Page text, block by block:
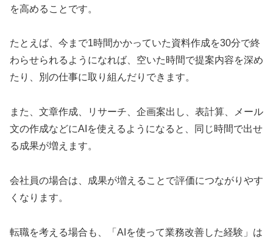
を高めることです。
たとえば、今まで1時間かかっていた資料作成を30分で終
わらせられるようになれば、空いた時間で提案内容を深め
たり、別の仕事に取り組んだりできます。
また、文章作成、リサーチ、企画案出し、表計算、メール
文の作成などにAIを使えるようになると、同じ時間で出せ
る成果が増えます。
会社員の場合は、成果が増えることで評価につながりやす
くなります。
転職を考える場合も、「AIを使って業務改善した経験」は